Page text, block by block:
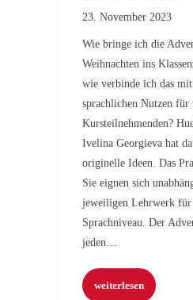
23. November 2023
Wie bringe ich die
Weihnachten ins
wie verbinde ich das
sprachlichen Nutzen für
Kursteilnehmenden?
Ivelina Georgieva hat
originelle Ideen. Das
Sie eignen sich
jeweiligen Lehrwerk für
Sprachniveau. Der
jeden…
weiterlesen